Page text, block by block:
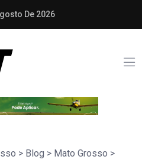
De 2026
> Blog > Mato Grosso >